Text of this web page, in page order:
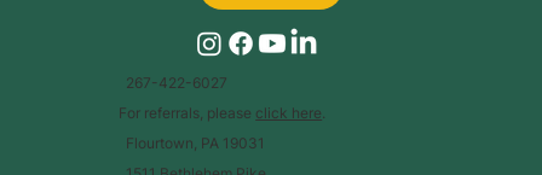
267-422-6027
For referrals, please click here
Flourtown, PA 19031